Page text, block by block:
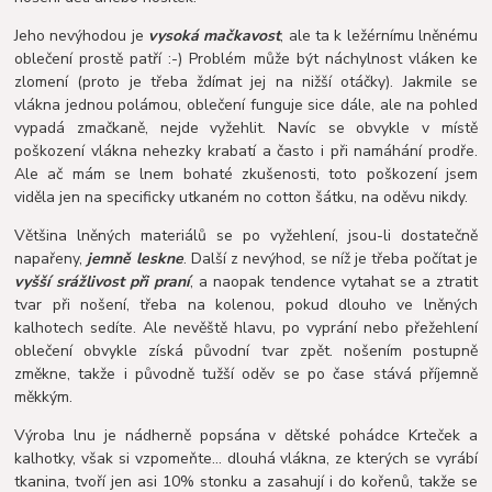
Jeho nevýhodou je vysoká mačkavost, ale ta k ležérnímu lněnému
oblečení prostě patří :-) Problém může být náchylnost vláken ke
zlomení (proto je třeba ždímat jej na nižší otáčky). Jakmile se
vlákna jednou polámou, oblečení funguje sice dále, ale na pohled
vypadá zmačkaně, nejde vyžehlit. Navíc se obvykle v místě
poškození vlákna nehezky krabatí a často i při namáhání prodře.
Ale ač mám se lnem bohaté zkušenosti, toto poškození jsem
viděla jen na specificky utkaném no cotton šátku, na oděvu nikdy.
Většina lněných materiálů se po vyžehlení, jsou-li dostatečně
napařeny,jemně leskne. Další z nevýhod, se níž je třeba počítat je
vyšší srážlivost při praní, a naopak tendence vytahat se a ztratit
tvar při nošení, třeba na kolenou, pokud dlouho ve lněných
kalhotech sedíte. Ale nevěště hlavu, po vyprání nebo přežehlení
oblečení obvykle získá původní tvar zpět. nošením postupně
změkne, takže i původně tužší oděv se po čase stává příjemně
měkkým.
Výroba lnu je nádherně popsána v dětské pohádce Krteček a
kalhotky, však si vzpomeňte... dlouhá vlákna, ze kterých se vyrábí
tkanina, tvoří jen asi 10% stonku a zasahují i do kořenů, takže se